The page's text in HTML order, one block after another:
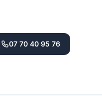
07 70 40 95 76